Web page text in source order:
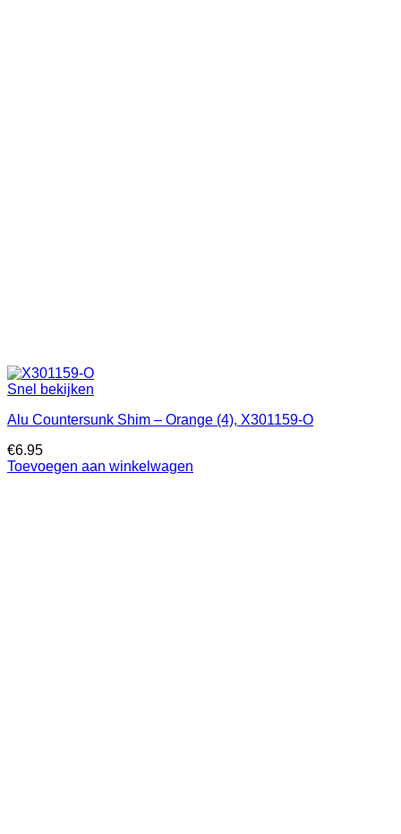
Snel bekijken
Alu Countersunk Shim – Orange (4), X301159-O
€6.95
Toevoegen aan winkelwagen